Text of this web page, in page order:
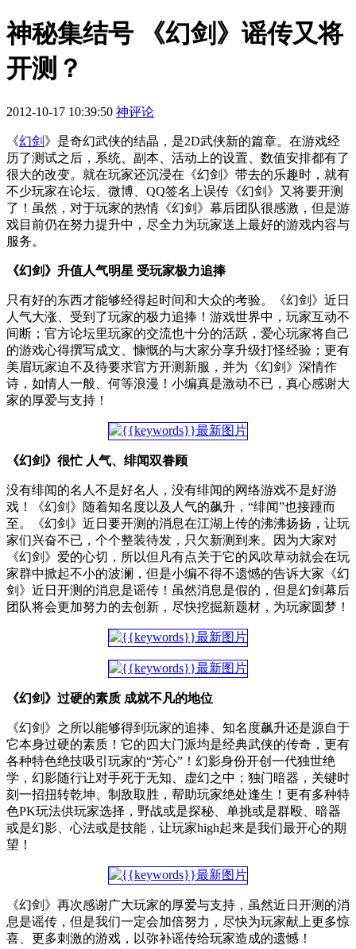
神秘集结号 《幻剑》谣传又将
开测？
2012-10-17 10:39:50 神评论
《幻剑 》是奇幻武侠的结晶，是2D武侠新的篇章。在游戏经
历了测试之后，系统、副本、活动上的设置、数值安排都有了
很大的改变。就在玩家还沉浸在《幻剑》带去的乐趣时，就有
不少玩家在论坛、微博、QQ签名上误传《幻剑》又将要开测
了！虽然，对于玩家的热情《幻剑》幕后团队很感激，但是游
戏目前仍在努力提升中，尽全力为玩家送上最好的游戏内容与
服务。
《幻剑》升值人气明星 受玩家极力追捧
只有好的东西才能够经得起时间和大众的考验。《幻剑》近日
人气大涨、受到了玩家的极力追捧！游戏世界中，玩家互动不
间断；官方论坛里玩家的交流也十分的活跃，爱心玩家将自己
的游戏心得撰写成文、慷慨的与大家分享升级打怪经验；更有
美眉玩家迫不及待要求官方开测新服，并为《幻剑》深情作
诗，如情人一般、何等浪漫！小编真是激动不已，真心感谢大
家的厚爱与支持！
《幻剑》很忙 人气、绯闻双眷顾
没有绯闻的名人不是好名人，没有绯闻的网络游戏不是好游
戏！《幻剑》随着知名度以及人气的飙升，“绯闻”也接踵而
至。《幻剑》近日要开测的消息在江湖上传的沸沸扬扬，让玩
家们兴奋不已，个个整装待发，只欠新测到来。因为大家对
《幻剑》爱的心切，所以但凡有点关于它的风吹草动就会在玩
家群中掀起不小的波澜，但是小编不得不遗憾的告诉大家《幻
剑》近日开测的消息是谣传！虽然消息是假的，但是幻剑幕后
团队将会更加努力的去创新，尽快挖掘新题材，为玩家圆梦！
《幻剑》过硬的素质 成就不凡的地位
《幻剑》之所以能够得到玩家的追捧、知名度飙升还是源自于
它本身过硬的素质！它的四大门派均是经典武侠的传奇，更有
各种特色绝技吸引玩家的“芳心”！幻影身份开创一代独世绝
学，幻影随行让对手死于无知、虚幻之中；独门暗器，关键时
刻一招扭转乾坤、制敌取胜，帮助玩家绝处逢生！更有多种特
色PK玩法供玩家选择，野战或是探秘、单挑或是群殴、暗器
或是幻影、心法或是技能，让玩家high起来是我们最开心的期
望！
《幻剑》再次感谢广大玩家的厚爱与支持，虽然近日开测的消
息是谣传，但是我们一定会加倍努力，尽快为玩家献上更多惊
喜、更多刺激的游戏，以弥补谣传给玩家造成的遗憾！